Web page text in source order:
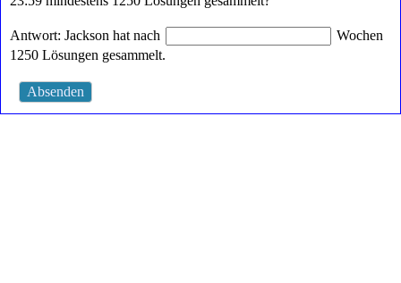
Antwort: Jackson hat nach
Wochen
1250 Lösungen gesammelt.